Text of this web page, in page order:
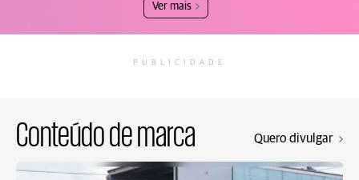
Ver mais
PUBLICIDADE
Conteúdo de marca Quero divulgar